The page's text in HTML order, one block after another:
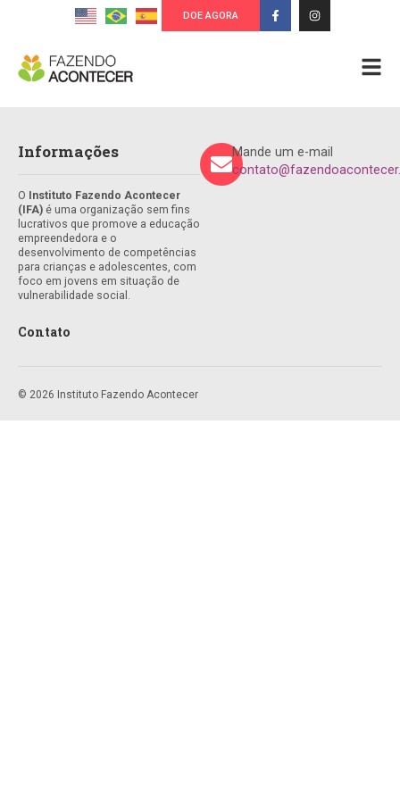
DOE AGORA
Informações
O Instituto Fazendo Acontecer
(IFA) é uma organização sem fins
lucrativos que promove a educação
empreendedora e o
desenvolvimento de competências
para crianças e adolescentes, com
foco em jovens em situação de
vulnerabilidade social.
Contato
Mande um e-mail
© 2026 Instituto Fazendo Acontecer